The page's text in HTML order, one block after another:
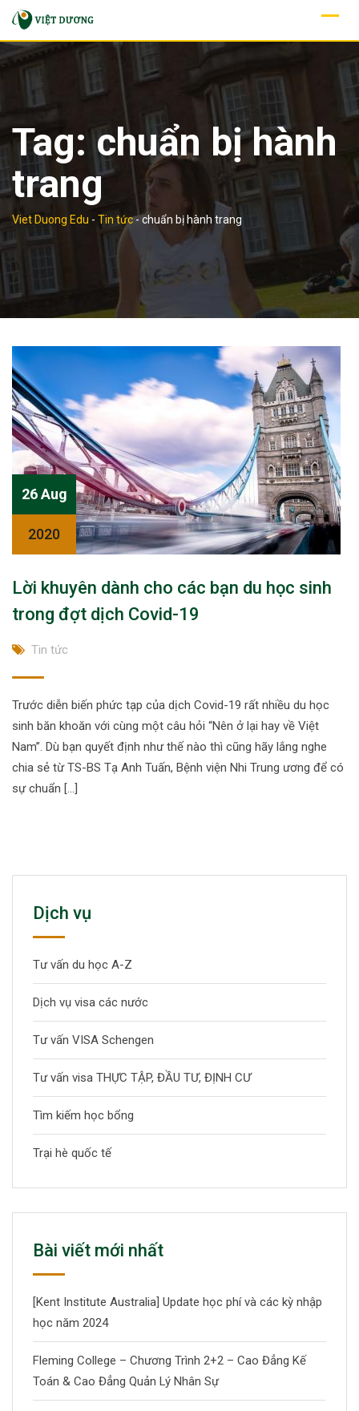
Skip
content
Tag:chuẩn bị hành
trang
Viet Duong Edu - Tin tức- chuẩn bị hành trang
26 Aug
2020
Lời khuyên dành cho các bạn du học sinh
trong đợt dịch Covid-19
Tin tức
Trước diễn biến phức tạp của dịch Covid-19 rất nhiều du học
sinh băn khoăn với cùng một câu hỏi “Nên ở lại hay về Việt
Nam”. Dù bạn quyết định như thế nào thì cũng hãy lắng nghe
chia sẻ từ TS-BS Tạ Anh Tuấn, Bệnh viện Nhi Trung ương để có
sự chuẩn […]
Dịch vụ
Tư vấn du học A-Z
Dịch vụ visa các nước
Tư vấn VISA Schengen
Tư vấn visa THỰC TẬP, ĐẦU TƯ, ĐỊNH CƯ
Tìm kiếm học bổng
Trại hè quốc tế
Bài viết mới nhất
[Kent Institute Australia] Update học phí và các kỳ nhập
học năm 2024
Fleming College – Chương Trình 2+2 – Cao Đẳng Kế
Toán & Cao Đẳng Quản Lý Nhân Sự